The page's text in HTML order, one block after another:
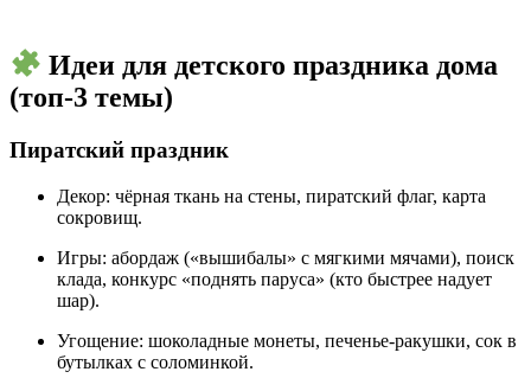
Идеи для детского праздника дома
(топ-3 темы)
Пиратский праздник
Декор: чёрная ткань на стены, пиратский флаг, карта
сокровищ.
Игры: абордаж («вышибалы» с мягкими мячами), поиск
клада, конкурс «поднять паруса» (кто быстрее надует
шар).
Угощение: шоколадные монеты, печенье-ракушки, сок в
бутылках с соломинкой.